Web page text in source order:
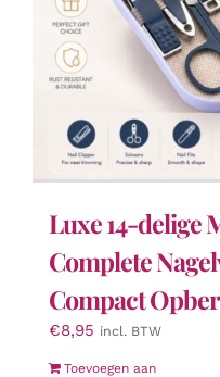
Luxe 14-delige
Complete
Compact
€8,95 incl. BTW
Toevoegen aan